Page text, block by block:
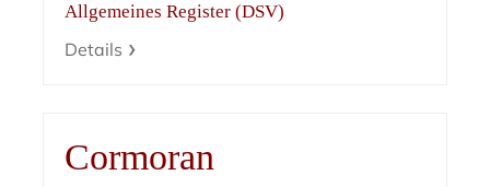
Allgemeines Register (DSV)
Details
Cormoran